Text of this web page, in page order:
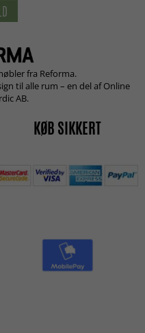
fra Reforma.
til alle rum – en del af Online
AB.
KØB SIKKERT